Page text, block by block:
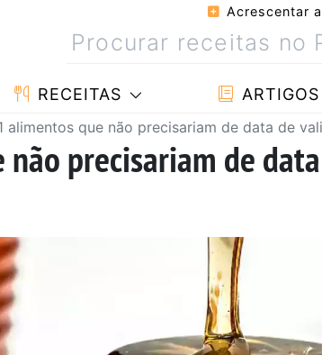
Acrescentar
RECEITAS ARTIGOS
alimentos que não precisariam de data de
precisariam de